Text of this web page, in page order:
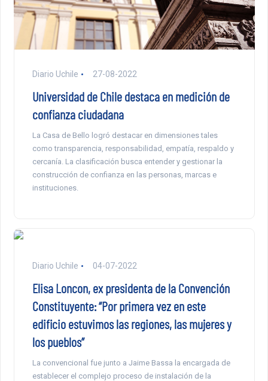
Diario Uchile 27-08-2022
Universidad de Chile destaca en medición de
confianza ciudadana
La Casa de Bello logró destacar en dimensiones tales
como transparencia, responsabilidad, empatía, respaldo y
cercanía. La clasificación busca entender y gestionar la
construcción de confianza en las personas, marcas e
instituciones.
Diario Uchile 04-07-2022
Elisa Loncon, ex presidenta de la Convención
Constituyente: “Por primera vez en este
edificio estuvimos las regiones, las mujeres y
los pueblos”
La convencional fue junto a Jaime Bassa la encargada de
establecer el complejo proceso de instalación de la